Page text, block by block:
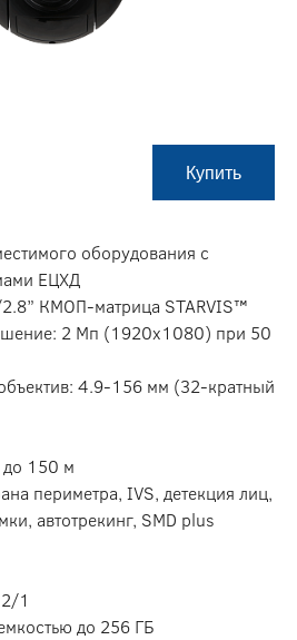
Купить
оборудования с
ЕЦХД
КМОП-матрица STARVIS™
2 Мп (1920х1080) при 50
4.9-156 мм (32-кратный
до 150 м
периметра, IVS, детекция лиц,
автотрекинг, SMD plus
1
до 256 ГБ